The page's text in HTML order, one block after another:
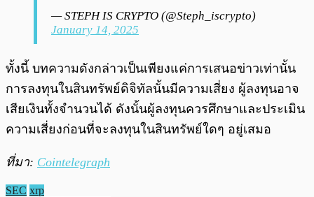
— STEPH IS CRYPTO (@Steph_iscrypto)
January 14, 2025
ทั้งนี้ บทความดังกล่าวเป็นเพียงแค่การเสนอข่าวเท่านั้น
การลงทุนในสินทรัพย์ดิจิทัลนั้นมีความเสี่ยง ผู้ลงทุนอาจ
เสียเงินทั้งจำนวนได้ ดังนั้นผู้ลงทุนควรศึกษาและประเมิน
ความเสี่ยงก่อนที่จะลงทุนในสินทรัพย์ใดๆ อยู่เสมอ
ที่มา: Cointelegraph
SEC xrp